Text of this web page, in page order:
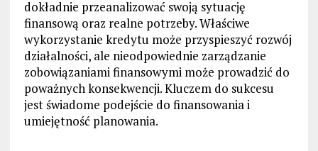
dokładnie przeanalizować swoją sytuację
finansową oraz realne potrzeby. Właściwe
wykorzystanie kredytu może przyspieszyć rozwój
działalności, ale nieodpowiednie zarządzanie
zobowiązaniami finansowymi może prowadzić do
poważnych konsekwencji. Kluczem do sukcesu
jest świadome podejście do finansowania i
umiejętność planowania.